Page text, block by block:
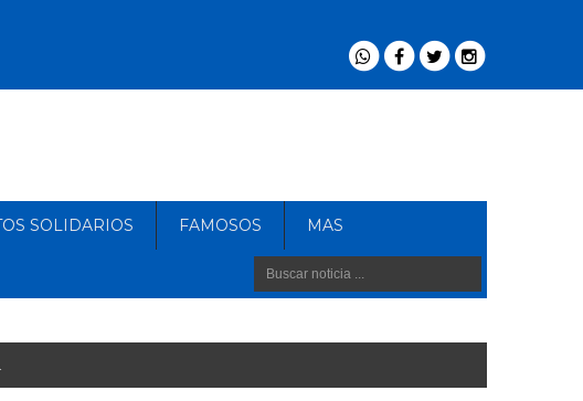
SOLIDARIOS FAMOSOS MAS